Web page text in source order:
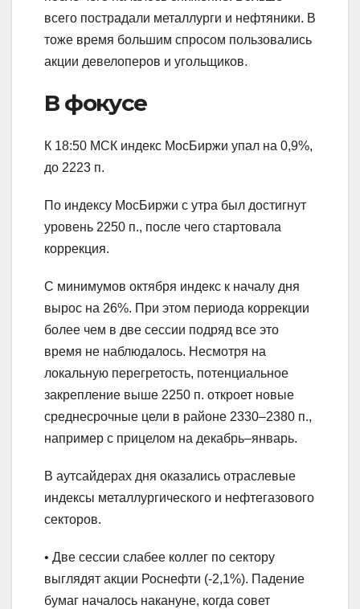
всего пострадали металлурги и нефтяники. В
тоже время большим спросом пользовались
акции девелоперов и угольщиков.
В фокусе
К 18:50 МСК индекс МосБиржи упал на 0,9%,
до 2223 п.
По индексу МосБиржи с утра был достигнут
уровень 2250 п., после чего стартовала
коррекция.
С минимумов октября индекс к началу дня
вырос на 26%. При этом периода коррекции
более чем в две сессии подряд все это
время не наблюдалось. Несмотря на
локальную перегретость, потенциальное
закрепление выше 2250 п. откроет новые
среднесрочные цели в районе 2330–2380 п.,
например с прицелом на декабрь–январь.
В аутсайдерах дня оказались отраслевые
индексы металлургического и нефтегазового
секторов.
• Две сессии слабее коллег по сектору
выглядят акции Роснефти (-2,1%). Падение
бумаг началось накануне, когда совет